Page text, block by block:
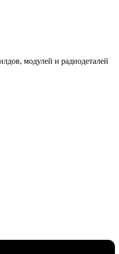
модулей и радиодеталей